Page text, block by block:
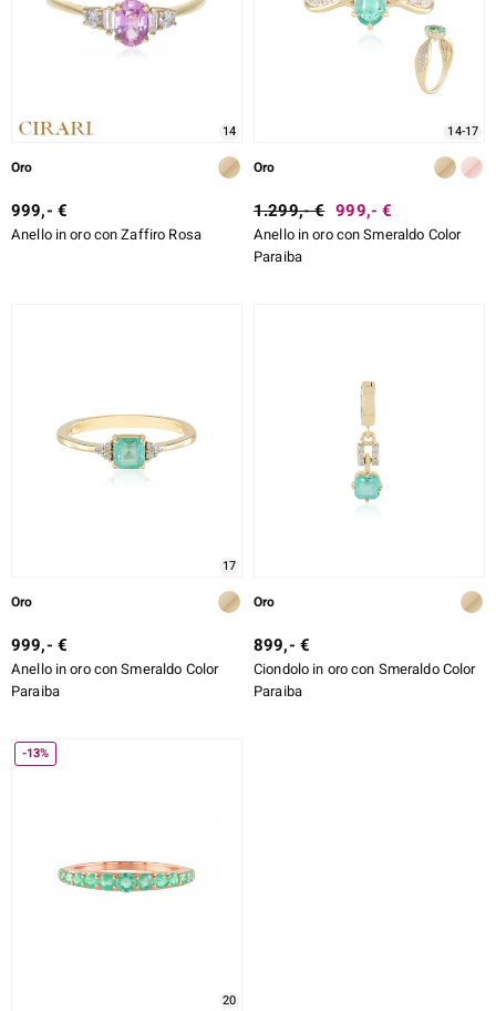
14
Oro
999,- €
Anello in oro con Zaffiro Rosa
14-17
Oro
1.299,- € 999,- €
Anello in oro con Smeraldo Color
Paraiba
17
Oro
999,- €
Anello in oro con Smeraldo Color
Paraiba
Oro
899,- €
Ciondolo in oro con Smeraldo Color
Paraiba
-13%
20